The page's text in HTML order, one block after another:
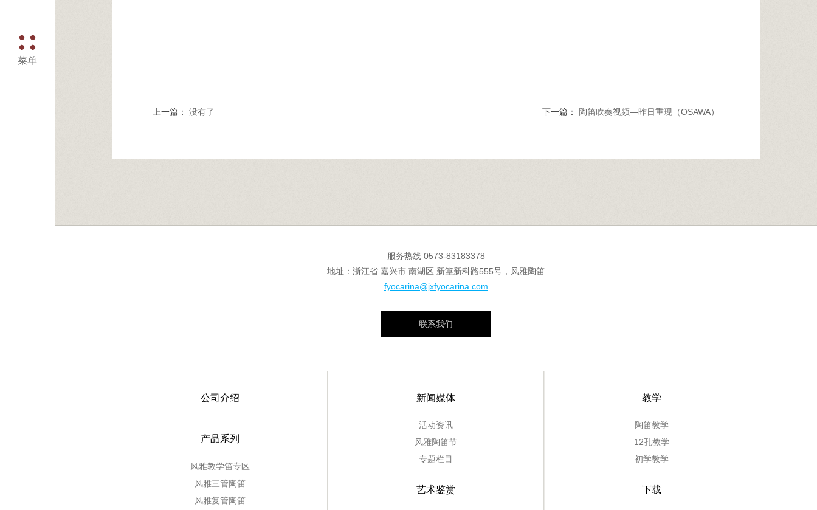
菜单
上一篇： 没有了 下一篇： 陶笛吹奏视频—昨日重现（OSAWA）
服务热线 0573-83183378
地址：浙江省 嘉兴市 南湖区 新篁新科路555号，风雅陶笛
fyocarina@jxfyocarina.com
联系我们
公司介绍
产品系列
风雅教学笛专区
风雅三管陶笛
风雅复管陶笛
新闻媒体
活动资讯
风雅陶笛节
专题栏目
艺术鉴赏
教学
陶笛教学
12孔教学
初学教学
下载